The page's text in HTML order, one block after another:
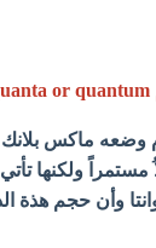
وضعه ماكس
مستمراً ولكنها
وأن حجم هذة